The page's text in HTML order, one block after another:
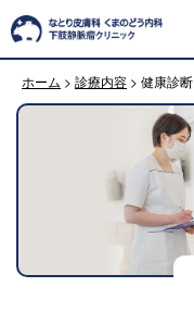
ホーム > 診療内容 > 健康診断